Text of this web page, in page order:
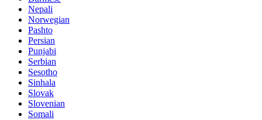
Nepali
Norwegian
Pashto
Persian
Punjabi
Serbian
Sesotho
Sinhala
Slovak
Slovenian
Somali